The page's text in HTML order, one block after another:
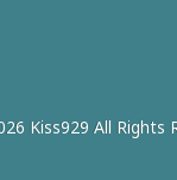
Kiss929 All Rights